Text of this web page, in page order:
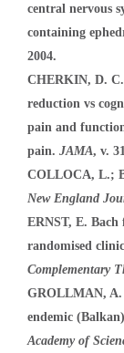
central nervous
containing
2004.
CHERKIN, D. C.
reduction vs
pain and
pain. JAMA, v.
COLLOCA, L.;
New England
ERNST, E. Bach
randomised
Complementary
GROLLMAN, A.
endemic
Academy of